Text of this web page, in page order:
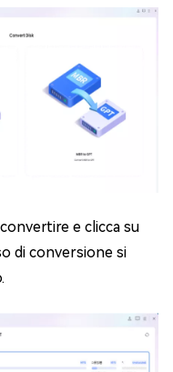
e clicca su
di conversione si